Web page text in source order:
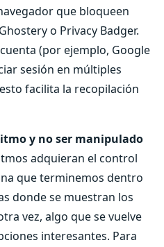
que bloqueen
o Privacy Badger.
(por ejemplo, Google
sesión en múltiples
facilita la recopilación
y no ser manipulado
adquieran el control
que terminemos dentro
donde se muestran los
vez, algo que se vuelve
interesantes. Para